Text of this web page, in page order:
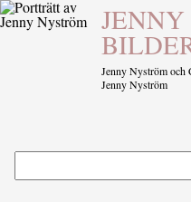
JENNY
Jenny Nyström och
Jenny Nyström